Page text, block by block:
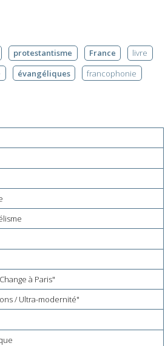
protestantisme France
livre
évangéliques francophonie
à Paris"
/ Ultra-modernité"